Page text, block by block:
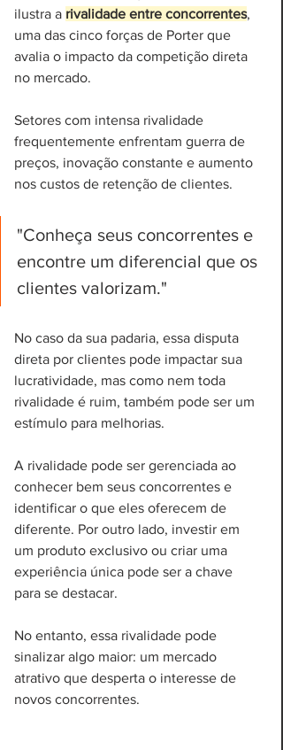
ilustra a rivalidade entre concorrentes,
uma das cinco forças de Porter que
avalia o impacto da competição direta
no mercado.
Setores com intensa rivalidade
frequentemente enfrentam guerra de
preços, inovação constante e aumento
nos custos de retenção de clientes.
"Conheça seus concorrentes e
encontre um diferencial que os
clientes valorizam."
No caso da sua padaria, essa disputa
direta por clientes pode impactar sua
lucratividade, mas como nem toda
rivalidade é ruim, também pode ser um
estímulo para melhorias.
A rivalidade pode ser gerenciada ao
conhecer bem seus concorrentes e
identificar o que eles oferecem de
diferente. Por outro lado, investir em
um produto exclusivo ou criar uma
experiência única pode ser a chave
para se destacar.
No entanto, essa rivalidade pode
sinalizar algo maior: um mercado
atrativo que desperta o interesse de
novos concorrentes.